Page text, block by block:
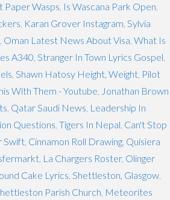
Paper Wasps Is Wascana Park Open
Karan Grover Instagram Sylvia
Oman Latest News About Visa What Is
A340 Stranger In Town Lyrics Gospel
Shawn Hatosy Height, Weight Pilot
With Them - Youtube Jonathan Brown
Qatar Saudi News Leadership In
Questions Tigers In Nepal Can't Stop
Swift Cinnamon Roll Drawing Quisiera
La Chargers Roster, Olinger
Cake Lyrics Shettleston, Glasgow
Parish Church Meteorites